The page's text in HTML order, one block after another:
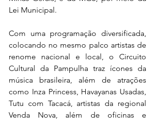
Lei Municipal.
Com uma programação diversificada,
colocando no mesmo palco artistas de
renome nacional e local, o Circuito
Cultural da Pampulha traz ícones da
música brasileira, além de atrações
como Inza Princess, Havayanas Usadas,
Tutu com Tacacá, artistas da regional
Venda Nova, além de oficinas e